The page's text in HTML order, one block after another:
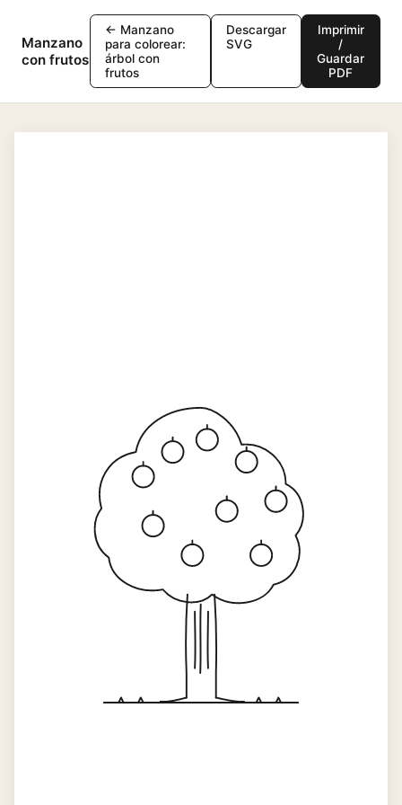
Manzano
con frutos
← Manzano
para colorear:
árbol con
frutos
Descargar
SVG
Imprimir
/
Guardar
PDF